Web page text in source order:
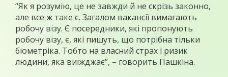
“Як я розумію, це не завжди й не скрізь законно,
але все ж таке є. Загалом вакансії вимагають
робочу візу. Є посередники, які пропонують
робочу візу, є, які пишуть, що потрібна тільки
біометріка. Тобто на власний страх і ризик
людини, яка виїжджає”, – говорить Пашкіна.